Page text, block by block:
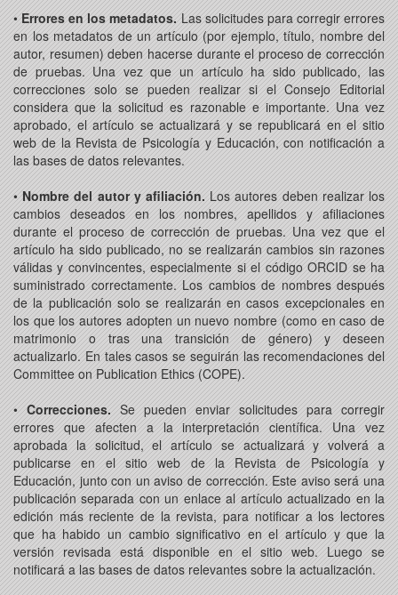
•Errores en los metadatos.Las solicitudes para corregir errores
en los metadatos de un artículo (por ejemplo, título, nombre del
autor, resumen) deben hacerse durante el proceso de corrección
de pruebas. Una vez que un artículo ha sido publicado, las
correcciones solo se pueden realizar si el Consejo Editorial
considera que la solicitud es razonable e importante. Una vez
aprobado, el artículo se actualizará y se republicará en el sitio
web de la Revista de Psicología y Educación, con notificación a
las bases de datos relevantes.
•Nombre del autor y afiliación.Los autores deben realizar los
cambios deseados en los nombres, apellidos y afiliaciones
durante el proceso de corrección de pruebas. Una vez que el
artículo ha sido publicado, no se realizarán cambios sin razones
válidas y convincentes, especialmente si el código ORCID se ha
suministrado correctamente. Los cambios de nombres después
de la publicación solo se realizarán en casos excepcionales en
los que los autores adopten un nuevo nombre (como en caso de
matrimonio o tras una transición de género) y deseen
actualizarlo. En tales casos se seguirán las recomendaciones del
Committee on Publication Ethics (COPE).
•Correcciones.Se pueden enviar solicitudes para corregir
errores que afecten a la interpretación científica. Una vez
aprobada la solicitud, el artículo se actualizará y volverá a
publicarse en el sitio web de la Revista de Psicología y
Educación, junto con un aviso de corrección. Este aviso será una
publicación separada con un enlace al artículo actualizado en la
edición más reciente de la revista, para notificar a los lectores
que ha habido un cambio significativo en el artículo y que la
versión revisada está disponible en el sitio web. Luego se
notificará a las bases de datos relevantes sobre la actualización.